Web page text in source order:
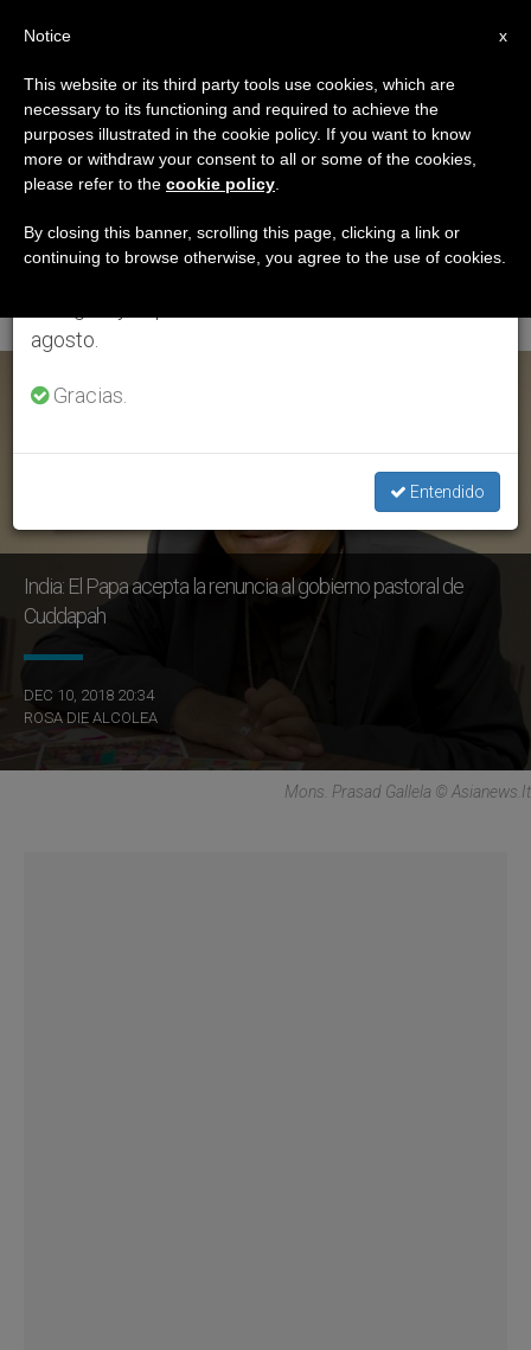
ETIQUETA
Posts Tagged
‘diócesis De
Cuddapah’
ÚLTIMAS NOTICIAS
India: El Papa acepta la renuncia al gobierno pastoral de
Cuddapah
DEC 10, 2018 20:34
ROSA DIE ALCOLEA
Mons. Prasad Gallela © Asianews.it
×
Aviso importante
Del 27 de julio al 7 de agosto haremos la pausa
anual, aprovechando que en el periodo de verano
se generan menos informaciones y también el
agosto.
Gracias.
Entendido
x
Notice
This website or its third party tools use cookies, which are
necessary to its functioning and required to achieve the
purposes illustrated in the cookie policy. If you want to know
more or withdraw your consent to all or some of the cookies,
please refer to the cookie policy
By closing this banner, scrolling this page, clicking a link or
continuing to browse otherwise, you agree to the use of cookies.